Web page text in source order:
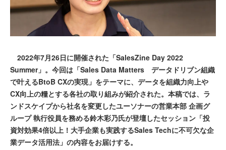
2022年7月26日に開催された「SalesZine Day 2022
Summer」。今回は「Sales Data Matters データドリブン組織
で叶えるBtoB CXの実現」をテーマに、データを組織力向上や
CX向上の糧とする各社の取り組みが紹介された。本稿では、ラ
ンドスケイプから社名を変更したユーソナーの営業本部 企画グ
ループ 執行役員を務める鈴木彩乃氏が登壇したセッション「投
資対効果4倍以上！大手企業も実践するSales Techに不可欠な企
業データ活用法」の内容をお届けする。